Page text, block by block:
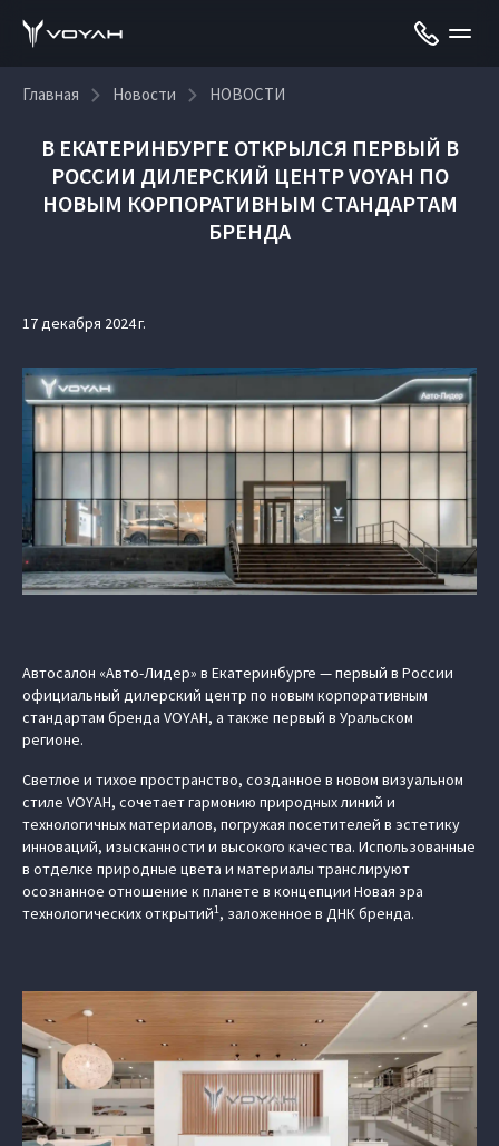
Главная Новости НОВОСТИ
В ЕКАТЕРИНБУРГЕ ОТКРЫЛСЯ ПЕРВЫЙ В
РОССИИ ДИЛЕРСКИЙ ЦЕНТР VOYAH ПО
НОВЫМ КОРПОРАТИВНЫМ СТАНДАРТАМ
БРЕНДА
17 декабря 2024 г.
Автосалон «Авто-Лидер» в Екатеринбурге — первый в России
официальный дилерский центр по новым корпоративным
стандартам бренда VOYAH, а также первый в Уральском
регионе.
Светлое и тихое пространство, созданное в новом визуальном
стиле VOYAH, сочетает гармонию природных линий и
технологичных материалов, погружая посетителей в эстетику
инноваций, изысканности и высокого качества. Использованные
в отделке природные цвета и материалы транслируют
осознанное отношение к планете в концепции Новая эра
технологических открытий1, заложенное в ДНК бренда.